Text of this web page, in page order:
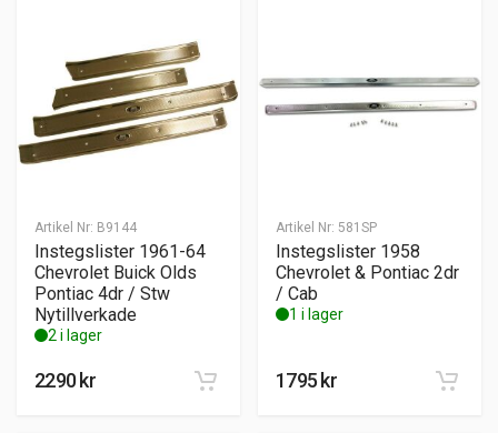
Artikel Nr: B9144
Instegslister 1961-64
Chevrolet Buick Olds
Pontiac 4dr / Stw
Nytillverkade
2 i lager
2290kr
Artikel Nr: 581SP
Instegslister 1958
Chevrolet & Pontiac 2dr
/ Cab
1 i lager
1795kr